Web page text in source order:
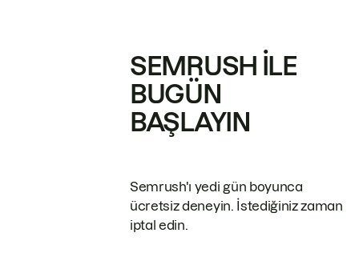
SEMRUSH ILE
BUGÜN
BAŞLAYIN
Semrush'ı yedi gün boyunca
ücretsiz deneyin. İstediğiniz zaman
iptal edin.